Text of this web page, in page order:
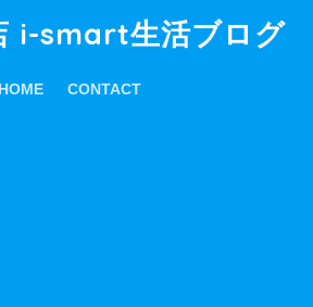
i-smart生活ブログ
HOME CONTACT